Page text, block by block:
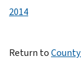
2014
Return to